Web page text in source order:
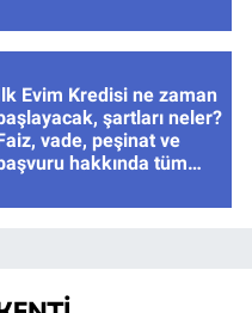
Evim Kredisi ne zaman
şartları neler?
vade, peşinat ve
hakkında tüm